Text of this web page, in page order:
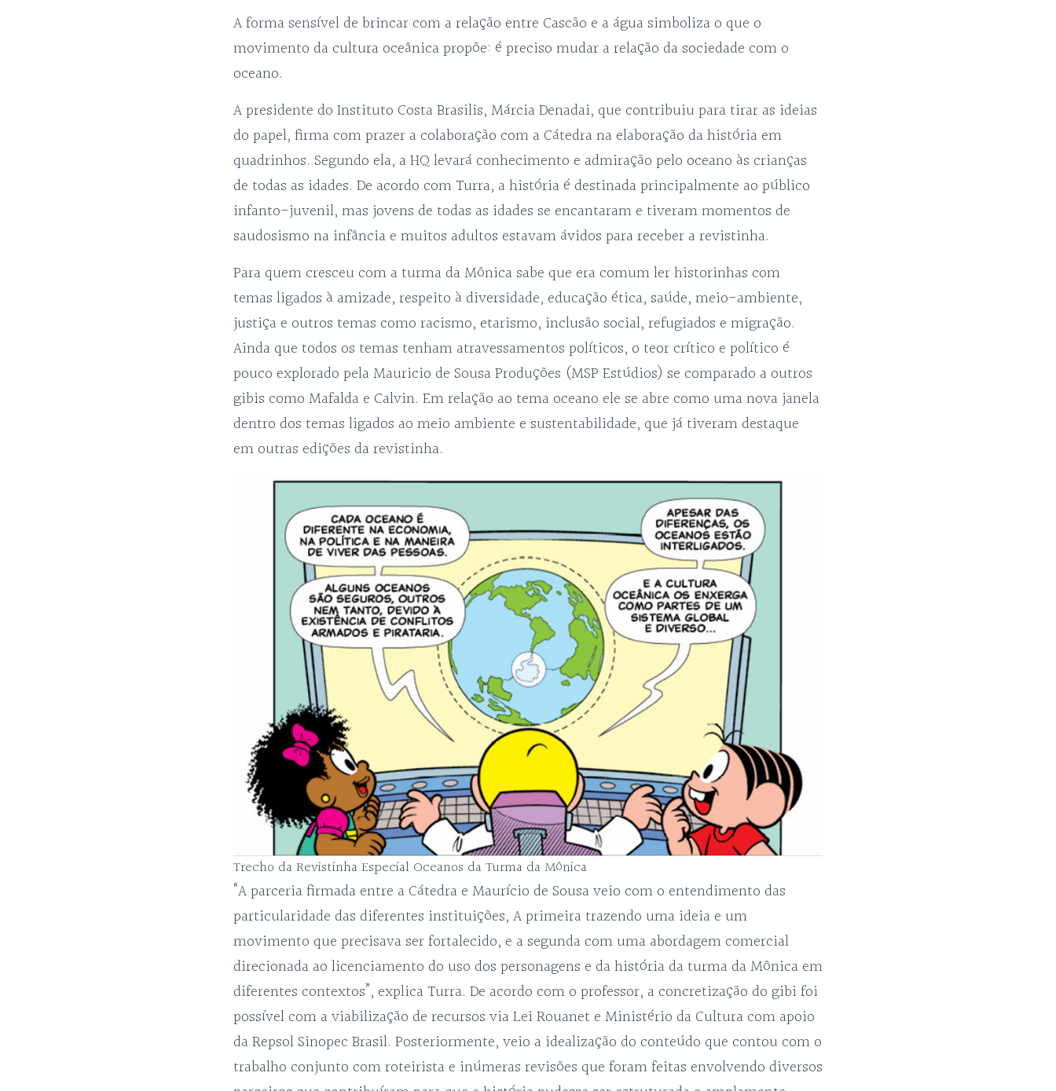
A forma sensível de brincar com a relação entre Cascão e a água simboliza o que o
movimento da cultura oceânica propõe: é preciso mudar a relação da sociedade com o
oceano.
A presidente do Instituto Costa Brasilis, Márcia Denadai, que contribuiu para tirar as ideias
do papel, firma com prazer a colaboração com a Cátedra na elaboração da história em
quadrinhos. Segundo ela, a HQ levará conhecimento e admiração pelo oceano às crianças
de todas as idades. De acordo com Turra, a história é destinada principalmente ao público
infanto-juvenil, mas jovens de todas as idades se encantaram e tiveram momentos de
saudosismo na infância e muitos adultos estavam ávidos para receber a revistinha.
Para quem cresceu com a turma da Mônica sabe que era comum ler historinhas com
temas ligados à amizade, respeito à diversidade, educação ética, saúde, meio-ambiente,
justiça e outros temas como racismo, etarismo, inclusão social, refugiados e migração.
Ainda que todos os temas tenham atravessamentos políticos, o teor crítico e político é
pouco explorado pela Mauricio de Sousa Produções (MSP Estúdios) se comparado a outros
gibis como Mafalda e Calvin. Em relação ao tema oceano ele se abre como uma nova janela
dentro dos temas ligados ao meio ambiente e sustentabilidade, que já tiveram destaque
em outras edições da revistinha.
Trecho da Revistinha Especial Oceanos da Turma da Mônica
“A parceria firmada entre a Cátedra e Maurício de Sousa veio com o entendimento das
particularidade das diferentes instituições, A primeira trazendo uma ideia e um
movimento que precisava ser fortalecido, e a segunda com uma abordagem comercial
direcionada ao licenciamento do uso dos personagens e da história da turma da Mônica em
diferentes contextos”, explica Turra. De acordo com o professor, a concretização do gibi foi
possível com a viabilização de recursos via Lei Rouanet e Ministério da Cultura com apoio
da Repsol Sinopec Brasil. Posteriormente, veio a idealização do conteúdo que contou com o
trabalho conjunto com roteirista e inúmeras revisões que foram feitas envolvendo diversos